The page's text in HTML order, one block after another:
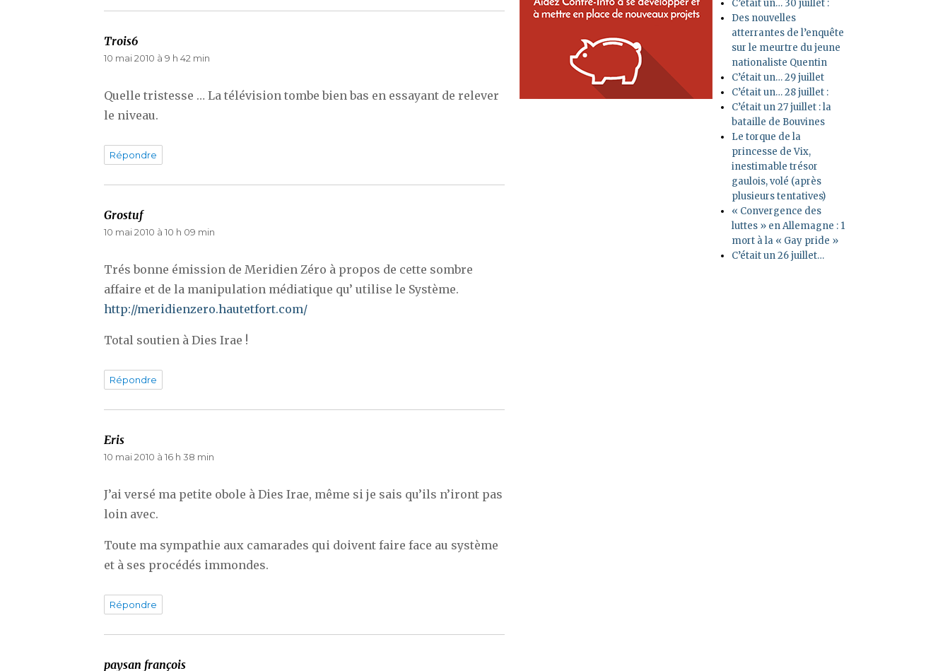
Trois6
10 mai 2010 à 9 h 42 min
Quelle tristesse … La télévision tombe bien bas en essayant de relever
le niveau.
Répondre
Grostufdit :
10 mai 2010 à 10 h 09 min
Trés bonne émission de Meridien Zéro à propos de cette sombre
affaire et de la manipulation médiatique qu’ utilise le Système.
http://meridienzero.hautetfort.com/
Total soutien à Dies Irae !
Répondre
Eris
10 mai 2010 à 16 h 38 min
J’ai versé ma petite obole à Dies Irae, même si je sais qu’ils n’iront pas
loin avec.
Toute ma sympathie aux camarades qui doivent faire face au système
et à ses procédés immondes.
Répondre
paysan françois
C’était un… 30 juillet :
Des nouvelles
atterrantes de l’enquête
sur le meurtre du jeune
nationaliste Quentin
C’était un… 29 juillet
C’était un… 28 juillet :
C’était un 27 juillet : la
bataille de Bouvines
Le torque de la
princesse de Vix,
inestimable trésor
gaulois, volé (après
plusieurs tentatives)
« Convergence des
luttes » en Allemagne : 1
mort à la « Gay pride »
C’était un 26 juillet…